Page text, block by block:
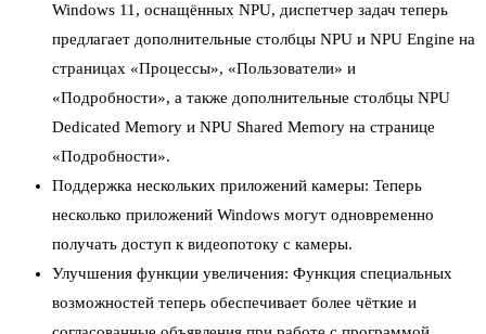
Windows 11, оснащённых NPU, диспетчер задач теперь
предлагает дополнительные столбцы NPU и NPU Engine на
страницах «Процессы», «Пользователи» и
«Подробности», а также дополнительные столбцы NPU
Dedicated Memory и NPU Shared Memory на странице
«Подробности».
Поддержка нескольких приложений камеры: Теперь
несколько приложений Windows могут одновременно
получать доступ к видеопотоку с камеры.
Улучшения функции увеличения: Функция специальных
возможностей теперь обеспечивает более чёткие и